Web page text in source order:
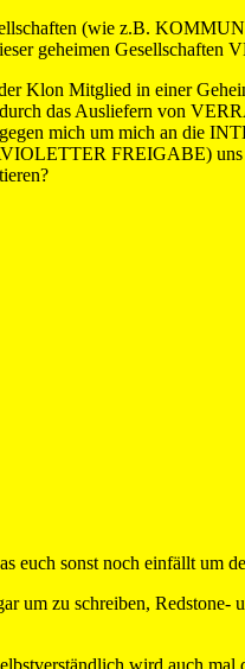
(wie z.B.
geheimen
Klon Mitglied in einer
das Ausliefern von
mich um mich an die
FREIGABE) uns
euch sonst noch einfällt um
um zu schreiben,
wird auch mal